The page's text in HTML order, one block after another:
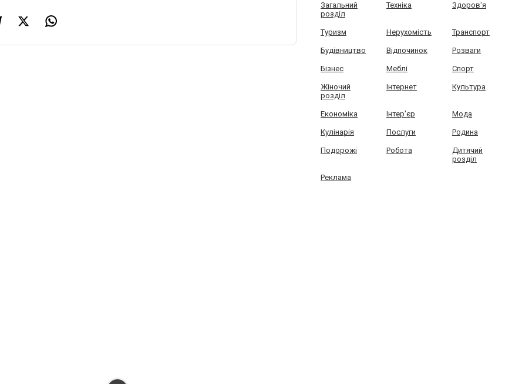
Загальний
розділ
Техніка Здоров'я
Туризм Нерухомість Транспорт
Будівництво Відпочинок Розваги
Бізнес Меблі Спорт
Жіночий
розділ
Інтернет Культура
Економіка Інтер'єр Мода
Кулінарія Послуги Родина
Подорожі Робота
Дитячий
розділ
Реклама